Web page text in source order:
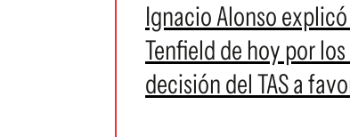
Ignacio Alonso
Tenfield de hoy por
decisión del TAS a